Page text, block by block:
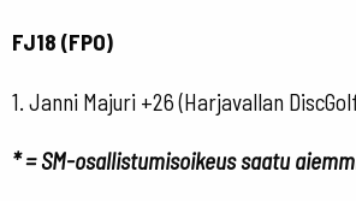
FJ18 (FPO)
1. Janni Majuri +26 (Harjavallan
* = SM-osallistumisoikeus saatu